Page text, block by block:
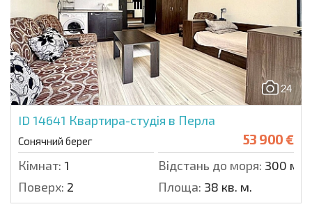
24
ID 14641 Квартира-студія в Перла
Сонячний берег 53 900 €
Кімнат: 1 Відстань до моря: 300 м.
Поверх: 2 Площа: 38 кв. м.